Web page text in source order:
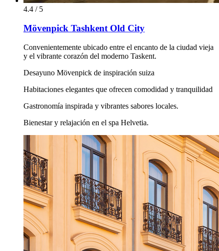
4.4 / 5
Mövenpick Tashkent Old City
Convenientemente ubicado entre el encanto de la ciudad vieja
y el vibrante corazón del moderno Taskent.
Desayuno Mövenpick de inspiración suiza
Habitaciones elegantes que ofrecen comodidad y tranquilidad
Gastronomía inspirada y vibrantes sabores locales.
Bienestar y relajación en el spa Helvetia.